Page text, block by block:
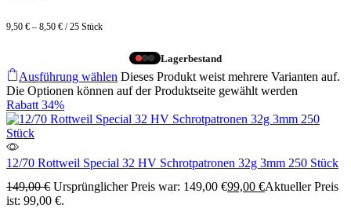
9,50 € – 8,50 € /25 Stück
Lagerbestand
Ausführung wählen Dieses Produkt weist mehrere Varianten auf.
Die Optionen können auf der Produktseite gewählt werden
Rabatt34%
12/70 Rottweil Special 32 HV Schrotpatronen 32g 3mm 250 Stück
149,00€ Ursprünglicher Preis war: 149,00 €99,00 €Aktueller Preis
ist: 99,00 €.